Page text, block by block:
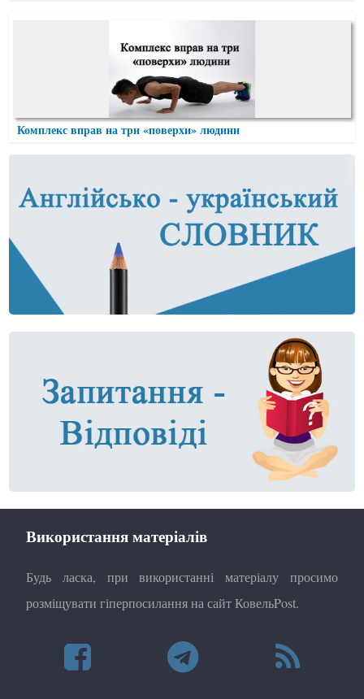
Комплекс вправ на три «поверхи» людини
Використання матеріалів
Будь ласка, при використанні матеріалу просимо
розміщувати гіперпосилання на сайт КовельPost.